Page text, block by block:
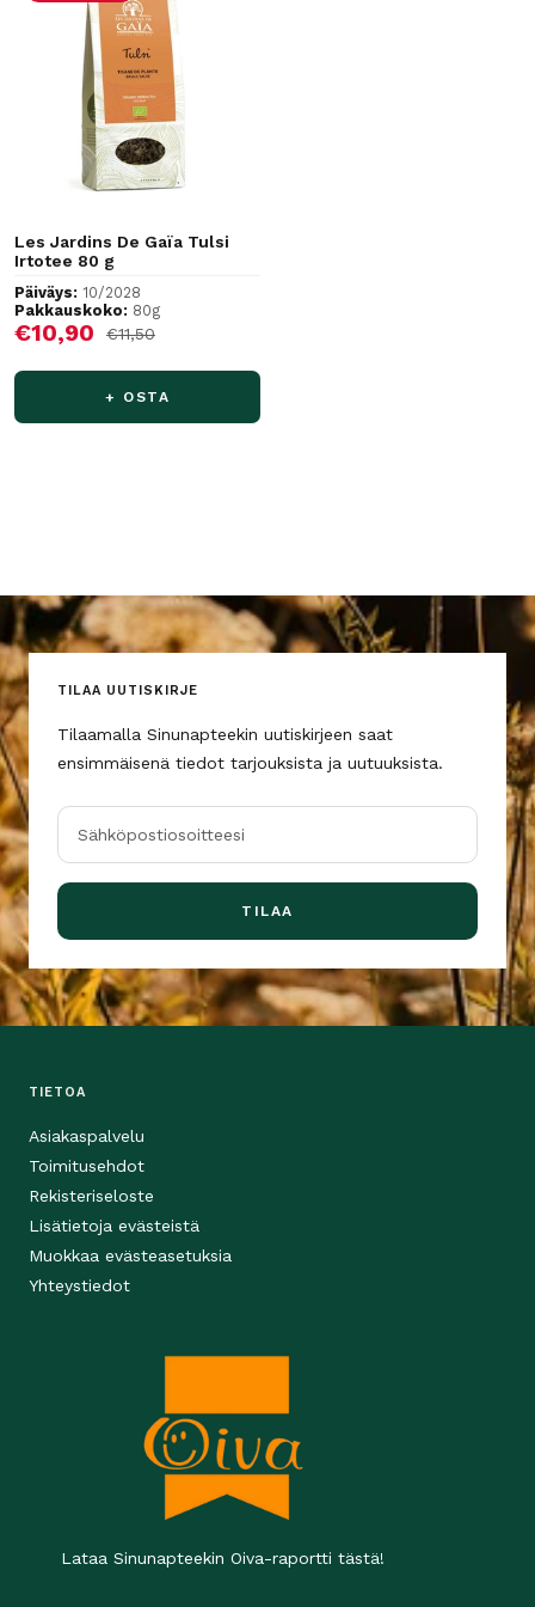
Les Jardins De Gaïa Tulsi
Irtotee 80 g
Päiväys: 10/2028
Pakkauskoko: 80g
Alennushinta
€10,90 Normaalihinta
€11,50
+ OSTA
TILAA UUTISKIRJE
Tilaamalla Sinunapteekin uutiskirjeen saat
ensimmäisenä tiedot tarjouksista ja uutuuksista.
Sähköpostiosoitteesi
TILAA
TIETOA
Asiakaspalvelu
Toimitusehdot
Rekisteriseloste
Lisätietoja evästeistä
Muokkaa evästeasetuksia
Yhteystiedot
Lataa Sinunapteekin Oiva-raportti tästä!